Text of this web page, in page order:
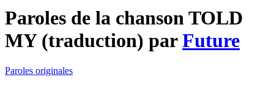
Paroles de la chanson TOLD
MY (traduction) parFuture
Paroles originales